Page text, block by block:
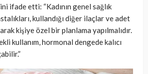
ifade etti: “Kadının genel sağlık
kullandığı diğer ilaçlar ve adet
kişiye özel bir planlama yapılmalıdır.
kullanım, hormonal dengede kalıcı